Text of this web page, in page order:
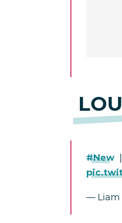
#New
— Liam